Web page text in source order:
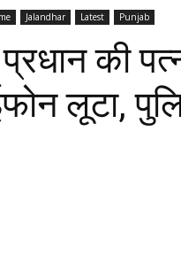
Jalandhar Latest Punjab
की
लूटा,